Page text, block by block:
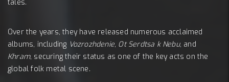
tales.
Over the years, they have released numerous acclaimed
albums, including Vozrozhdenie, Ot Serdtsa k Nebu, and
Khram, securing their status as one of the key acts on the
global folk metal scene.